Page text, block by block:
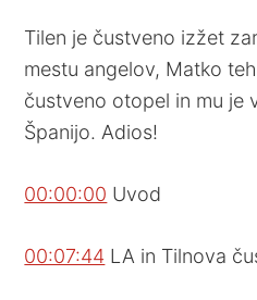
Tilen je čustveno izžet
mestu angelov, Matko
čustveno otopel in mu je
Španijo. Adios!
00:00:00 Uvod
00:07:44 LA in Tilnova